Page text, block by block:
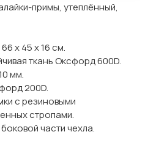
примы, утеплённый,
х 45 х 16 см.
ткань Оксфорд 600D.
мм.
200D.
с резиновыми
стропами.
части чехла.